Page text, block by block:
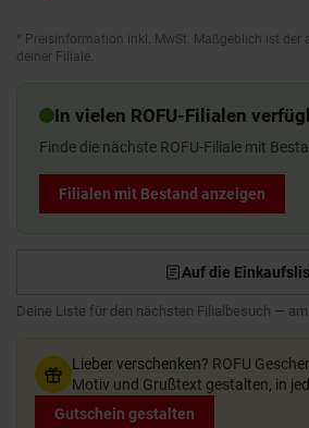
* Preisinformation inkl. MwSt. Maßgeblich ist der
deiner Filiale.
In vielen ROFU-Filialen
Finde die nächste ROFU-Filiale mit
Filialen mit Bestand anzeigen
Auf die
Deine Liste für den nächsten Filialbesuch — am
Lieber verschenken? ROFU
Motiv und Grußtext gestalten, in
Gutschein gestalten